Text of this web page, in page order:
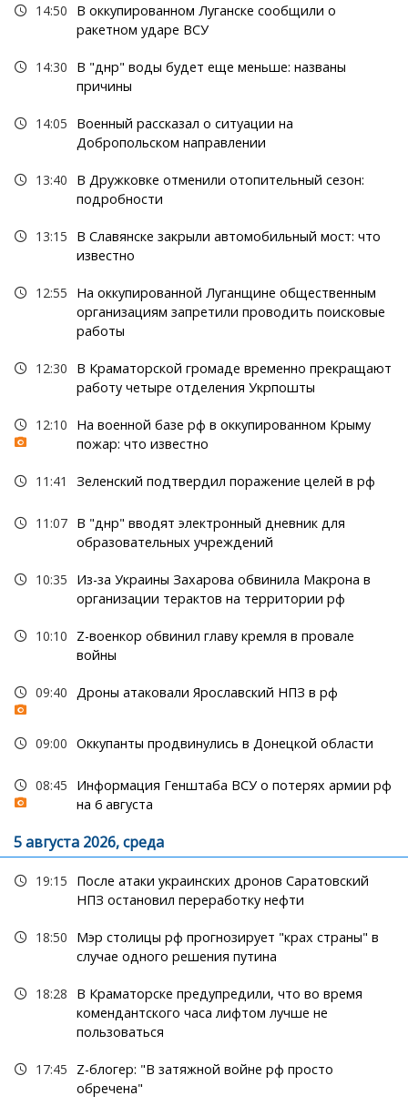
14:50
В оккупированном Луганске сообщили о
ракетном ударе ВСУ
14:30
В "днр" воды будет еще меньше: названы
причины
14:05
Военный рассказал о ситуации на
Добропольском направлении
13:40
В Дружковке отменили отопительный сезон:
подробности
13:15
В Славянске закрыли автомобильный мост: что
известно
12:55
На оккупированной Луганщине общественным
организациям запретили проводить поисковые
работы
12:30
В Краматорской громаде временно прекращают
работу четыре отделения Укрпошты
12:10
На военной базе рф в оккупированном Крыму
пожар: что известно
11:41 Зеленский подтвердил поражение целей в рф
11:07 В "днр" вводят электронный дневник для
образовательных учреждений
10:35
Из-за Украины Захарова обвинила Макрона в
организации терактов на территории рф
10:10
Z-военкор обвинил главу кремля в провале
войны
09:40 Дроны атаковали Ярославский НПЗ в рф
09:00 Оккупанты продвинулись в Донецкой области
08:45
Информация Генштаба ВСУ о потерях армии рф
на 6 августа
5 августа 2026, среда
19:15
После атаки украинских дронов Саратовский
НПЗ остановил переработку нефти
18:50
Мэр столицы рф прогнозирует "крах страны" в
случае одного решения путина
18:28
В Краматорске предупредили, что во время
комендантского часа лифтом лучше не
пользоваться
17:45
Z-блогер: "В затяжной войне рф просто
обречена"